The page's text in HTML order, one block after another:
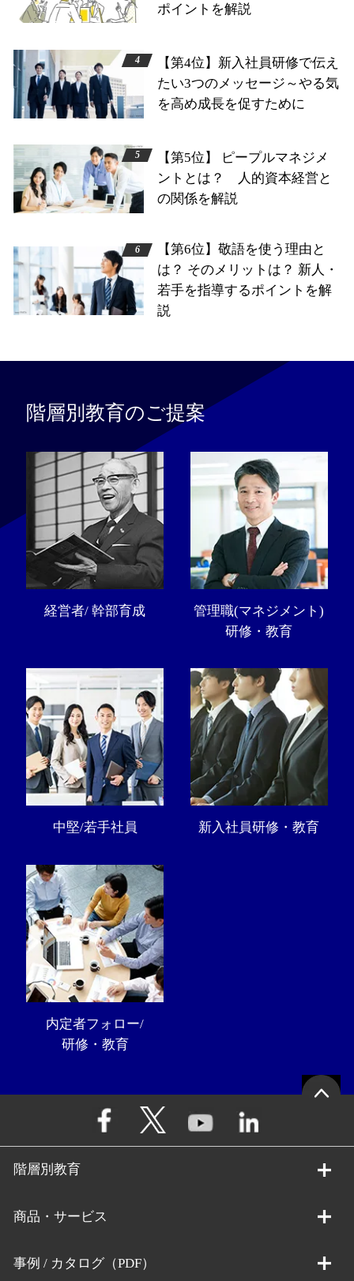
ポイントを解説
【第4位】新入社員研修で伝え
たい3つのメッセージ～やる気
を高め成長を促すために
【第5位】 ピープルマネジメ
ントとは？ 人的資本経営と
の関係を解説
【第6位】敬語を使う理由と
は？ そのメリットは？ 新人・
若手を指導するポイントを解
説
階層別教育のご提案
経営者/ 幹部育成
管理職(マネジメント)
研修・教育
中堅/若手社員 新入社員研修・教育
内定者フォロー/
研修・教育
階層別教育
商品・サービス
事例 / カタログ（PDF）